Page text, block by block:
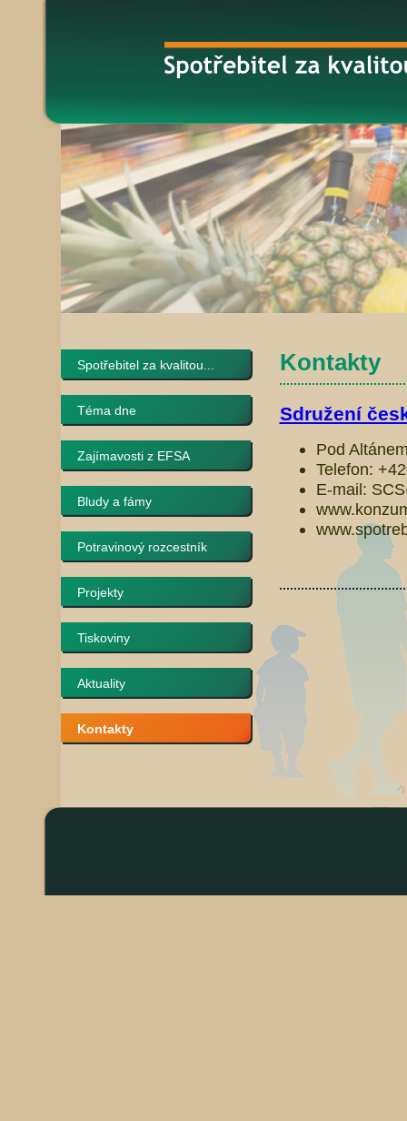
Spotřebitel za kvalitou...
Téma dne
Zajímavosti z EFSA
Bludy a fámy
Potravinový rozcestník
Projekty
Tiskoviny
Aktuality
Kontakty
Kontakty
Sdružení
Pod
Telefon:
E-mail: